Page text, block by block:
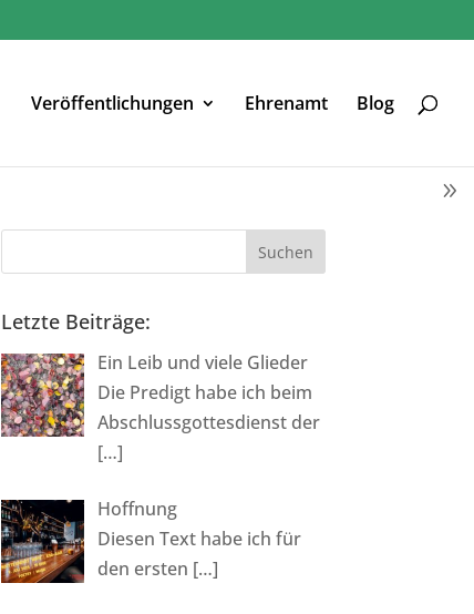
Veröffentlichungen Ehrenamt Blog
Letzte Beiträge:
Ein Leib und viele Glieder
Die Predigt habe ich beim
Abschlussgottesdienst der
[…]
Hoffnung
Diesen Text habe ich für
den ersten […]